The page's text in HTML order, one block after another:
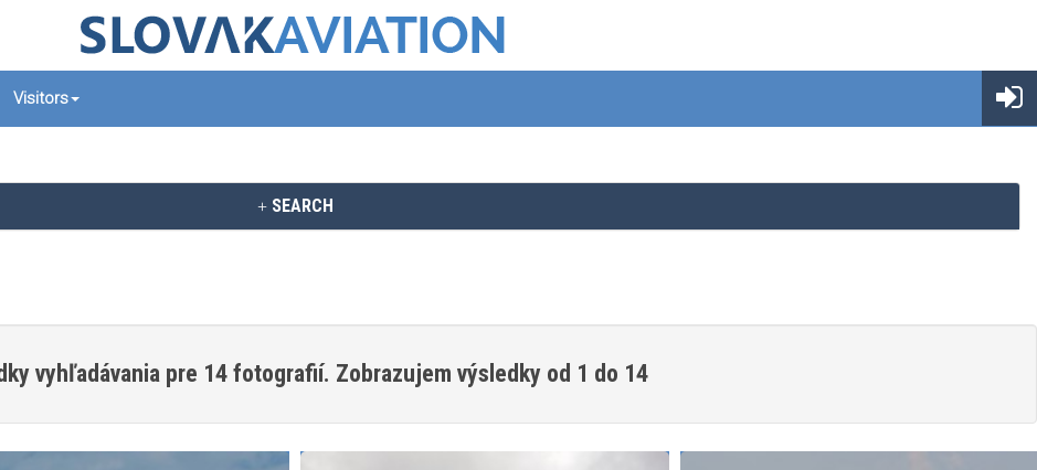
Visitors
SEARCH
vyhľadávania pre 14 fotografií. Zobrazujem výsledky od 1 do 14